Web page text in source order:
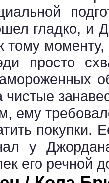
гладко, и
тому
просто
чистые
ему
у
его речной